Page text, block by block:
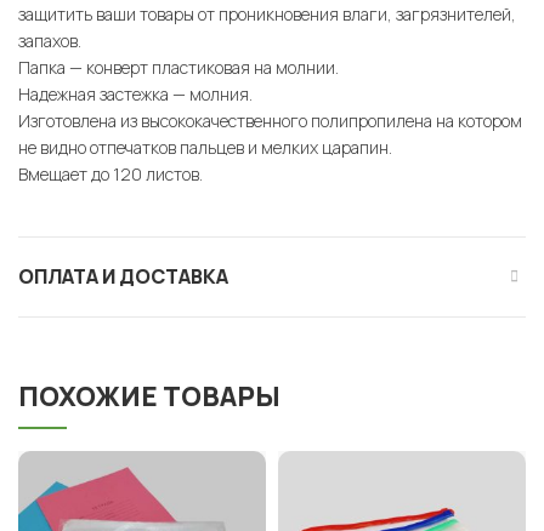
защитить ваши товары от проникновения влаги, загрязнителей,
запахов.
Папка — конверт пластиковая на молнии.
Надежная застежка — молния.
Изготовлена из высококачественного полипропилена на котором
не видно отпечатков пальцев и мелких царапин.
Вмещает до 120 листов.
ОПЛАТА И ДОСТАВКА
ПОХОЖИЕ ТОВАРЫ